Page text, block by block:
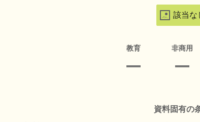
該当な
教育 非商用
資料固有の